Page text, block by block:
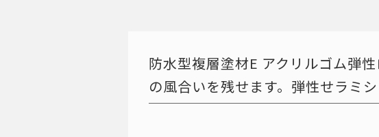
防水型複層塗材E アクリルゴム
の風合いを残せます。弾性せラミ